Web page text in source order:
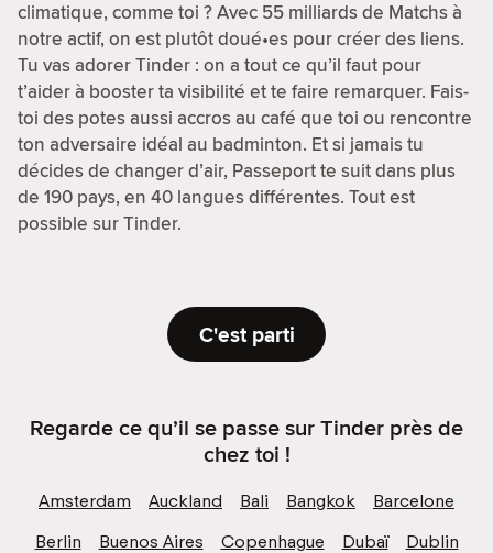
climatique, comme toi ? Avec 55 milliards de Matchs à
notre actif, on est plutôt doué•es pour créer des liens.
Tu vas adorer Tinder : on a tout ce qu’il faut pour
t’aider à booster ta visibilité et te faire remarquer. Fais-
toi des potes aussi accros au café que toi ou rencontre
ton adversaire idéal au badminton. Et si jamais tu
décides de changer d’air, Passeport te suit dans plus
de 190 pays, en 40 langues différentes. Tout est
possible sur Tinder.
C'est parti
Regarde ce qu’il se passe sur Tinder près de
chez toi !
Amsterdam Auckland Bali Bangkok
Barcelone
Berlin
Buenos Aires Copenhague Dubaï
Dublin